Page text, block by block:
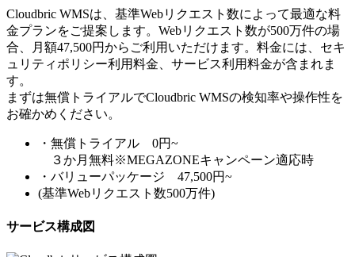
Cloudbric WMSは、基準Webリクエスト数によって最適な料
金プランをご提案します。Webリクエスト数が500万件の場
合、月額47,500円からご利用いただけます。料金には、セキ
ュリティポリシー利用料金、サービス利用料金が含まれま
す。
まずは無償トライアルでCloudbric WMSの検知率や操作性を
お確かめください。
・無償トライアル 0円~
３か月無料※MEGAZONEキャンペーン適応時
・バリューパッケージ 47,500円~
(基準Webリクエスト数500万件)
サービス構成図